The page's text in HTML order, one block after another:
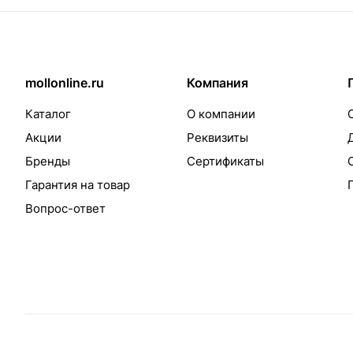
mollonline.ru
Каталог
Акции
Бренды
Гарантия на товар
Вопрос-ответ
Компания
О компании
Реквизиты
Сертификаты